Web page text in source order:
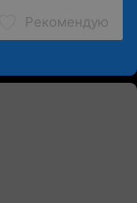
Рекомендую